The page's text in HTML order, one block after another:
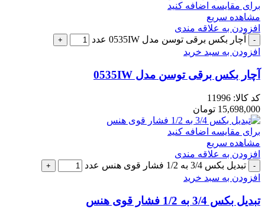
برای مقایسه اضافه کنید
مشاهده سریع
افزودن به علاقه مندی
آچار بکس برقی توسن مدل 0535IW عدد
افزودن به سبد خرید
آچار بکس برقی توسن مدل 0535IW
کد کالا: 11996
15,698,000 تومان
برای مقایسه اضافه کنید
مشاهده سریع
افزودن به علاقه مندی
تبدیل بکس 3/4 به 1/2 فشار قوی هنس عدد
افزودن به سبد خرید
تبدیل بکس 3/4 به 1/2 فشار قوی هنس